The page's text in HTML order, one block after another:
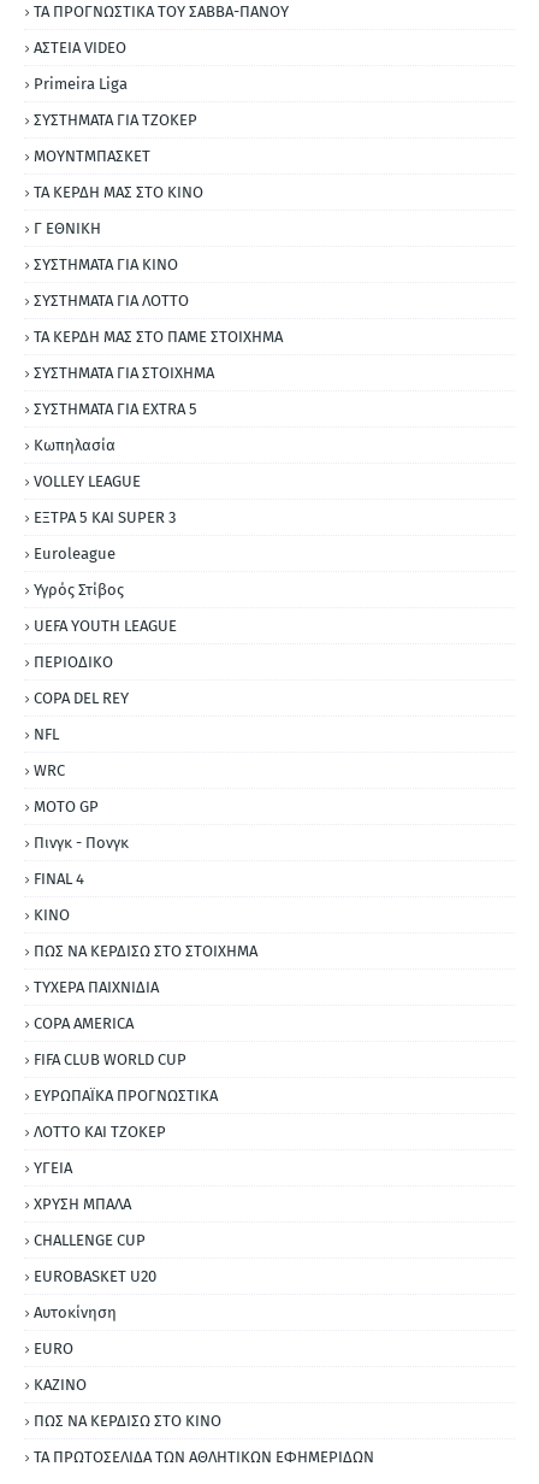
ΤΑ ΠΡΟΓΝΩΣΤΙΚΑ ΤΟΥ ΣΑΒΒΑ-ΠΑΝΟΥ
ΑΣΤΕΙΑ VIDEO
Primeira Liga
ΣΥΣΤΗΜΑΤΑ ΓΙΑ ΤΖΟΚΕΡ
ΜΟΥΝΤΜΠΑΣΚΕΤ
ΤΑ ΚΕΡΔΗ ΜΑΣ ΣΤΟ ΚΙΝΟ
Γ ΕΘΝΙΚΗ
ΣΥΣΤΗΜΑΤΑ ΓΙΑ ΚΙΝΟ
ΣΥΣΤΗΜΑΤΑ ΓΙΑ ΛΟΤΤΟ
ΤΑ ΚΕΡΔΗ ΜΑΣ ΣΤΟ ΠΑΜΕ ΣΤΟΙΧΗΜΑ
ΣΥΣΤΗΜΑΤΑ ΓΙΑ ΣΤΟΙΧΗΜΑ
ΣΥΣΤΗΜΑΤΑ ΓΙΑ ΕΧΤRΑ 5
Κωπηλασία
VOLLEY LEAGUE
ΕΞΤΡΑ 5 ΚΑΙ SUPER 3
Εuroleague
Υγρός Στίβος
UEFA YOUTH LEAGUE
ΠΕΡΙΟΔΙΚΟ
COPA DEL REY
NFL
WRC
MOTO GP
Πινγκ - Πονγκ
FINAL 4
ΚΙΝΟ
ΠΩΣ ΝΑ ΚΕΡΔΙΣΩ ΣΤΟ ΣΤΟΙΧΗΜΑ
ΤΥΧΕΡΑ ΠΑΙΧΝΙΔΙΑ
COPA AMERICA
FIFA CLUB WORLD CUP
ΕΥΡΩΠΑΪΚΑ ΠΡΟΓΝΩΣΤΙΚΑ
ΛΟΤΤΟ ΚΑΙ ΤΖΟΚΕΡ
ΥΓΕΙΑ
ΧΡΥΣΗ ΜΠΑΛΑ
CHALLENGE CUP
EUROBASKET U20
Αυτοκίνηση
ΕURO
ΚΑΖΙΝΟ
ΠΩΣ ΝΑ ΚΕΡΔΙΣΩ ΣΤΟ ΚΙΝΟ
ΤΑ ΠΡΩΤΟΣΕΛΙΔΑ ΤΩΝ ΑΘΛΗΤΙΚΩΝ ΕΦΗΜΕΡΙΔΩΝ